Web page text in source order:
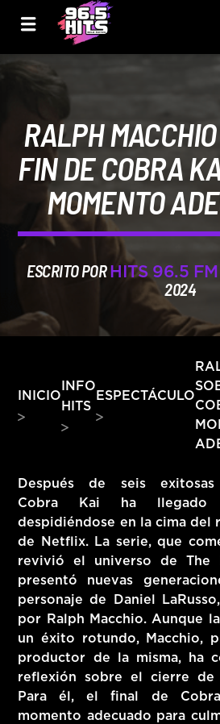
HITS – 96.5
HITS
Hits – 96.5 FM
RALPH
FIN DE COBRA
MOMENTO
ESCRITO POR HITS 96.5 FM
2024
INICIO
INFO
HITS
ESPECTÁCULO
Después de seis exitosas
Cobra Kai ha
despidiéndose en la cima del
de Netflix. La serie, que
revivió el universo de The
presentó nuevas
personaje de Daniel
por Ralph Macchio. Aunque
un éxito rotundo, Macchio,
productor de la misma, ha
reflexión sobre el cierre de
Para él, el final de
momento adecuado para